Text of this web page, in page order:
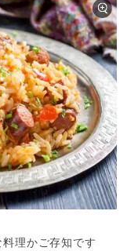
理かご存知です